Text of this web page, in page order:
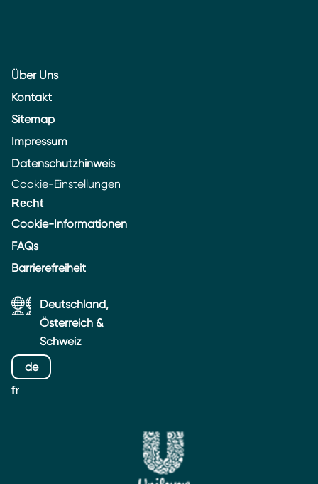
Über Uns
Kontakt
Sitemap
Impressum
Datenschutzhinweis
Cookie-Einstellungen
Recht
Cookie-Informationen
FAQs
Barrierefreiheit
Deutschland,
Österreich &
Schweiz
de
fr